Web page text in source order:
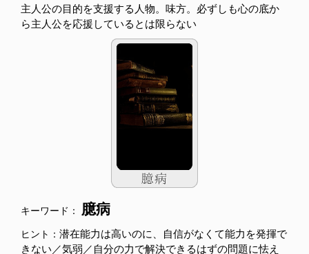
主人公の目的を支援する人物。味方。必ずしも心の底か
ら主人公を応援しているとは限らない
キーワード： 臆病
ヒント： 潜在能力は高いのに、自信がなくて能力を発揮で
きない／気弱／自分の力で解決できるはずの問題に怯え